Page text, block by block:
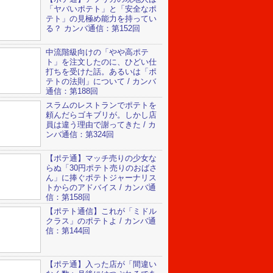
「ヤバいポテト」と「安全なポ
テト」の見極め能力を持ってい
る？ カンバ通信：第152回
中流階級向けの「やや高ポテ
ト」を注文したのに、ひどい仕
打ちを受けた話。あるいは「ポ
テトの法則」について / カンバ
通信：第188回
スラムのレストランでポテトを
頼んだらゴキブリが。しかし店
員は違う理由で謝ってきた / カ
ンバ通信：第324回
【ポテ通】マッチ売りの少女な
らぬ「30円ポテト売りのおばさ
ん」に捧ぐポテトジャーナリス
トからのアドバイス / カンバ通
信：第158回
【ポテト通信】これが「ミドル
クラス」のポテトよ / カンバ通
信：第144回
【ポテ通】入った店が「間違い